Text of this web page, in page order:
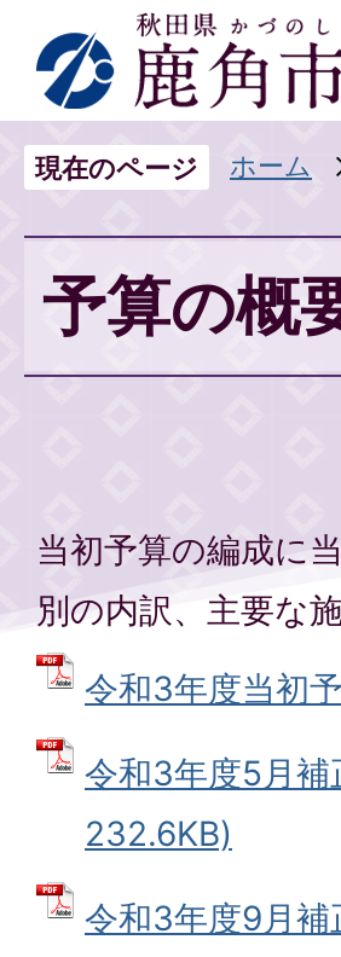
現在のページ ホーム
予算の概
当初予算の編成に
別の内訳、主要な
令和3年度当初
令和3年度5月
232.6KB)
令和3年度9月